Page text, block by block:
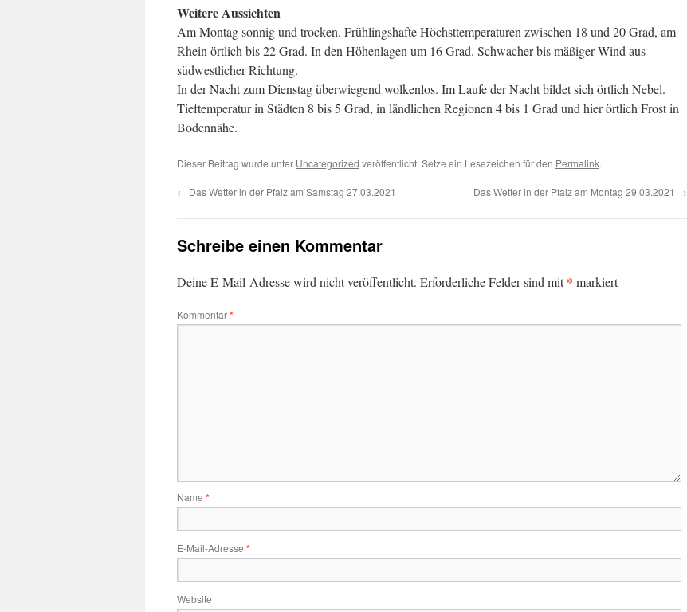
Weitere Aussichten
Am Montag sonnig und trocken. Frühlingshafte Höchsttemperaturen zwischen 18 und 20 Grad, am
Rhein örtlich bis 22 Grad. In den Höhenlagen um 16 Grad. Schwacher bis mäßiger Wind aus
südwestlicher Richtung.
In der Nacht zum Dienstag überwiegend wolkenlos. Im Laufe der Nacht bildet sich örtlich Nebel.
Tieftemperatur in Städten 8 bis 5 Grad, in ländlichen Regionen 4 bis 1 Grad und hier örtlich Frost in
Bodennähe.
Dieser Beitrag wurde unter Uncategorized veröffentlicht. Setze ein Lesezeichen für den Permalink.
← Das Wetter in der Pfalz am Samstag 27.03.2021 Das Wetter in der Pfalz am Montag 29.03.2021 →
Schreibe einen Kommentar
Deine E-Mail-Adresse wird nicht veröffentlicht. Erforderliche Felder sind mit* markiert
Kommentar*
Name *
E-Mail-Adresse *
Website